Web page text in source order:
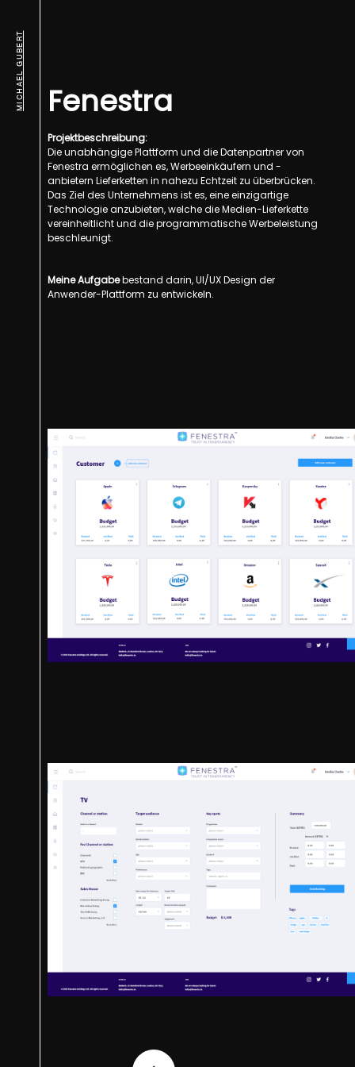
MICHAEL GUBERT Fenestra
Projektbeschreibung:
Die unabhängige Plattform und die Datenpartner von
Fenestra ermöglichen es, Werbeeinkäufern und -
anbietern Lieferketten in nahezu Echtzeit zu überbrücken.
Das Ziel des Unternehmens ist es, eine einzigartige
Technologie anzubieten, welche die Medien-Lieferkette
vereinheitlicht und die programmatische Werbeleistung
beschleunigt.
Meine Aufgabebestand darin, UI/UX Design der
Anwender-Plattform zu entwickeln.